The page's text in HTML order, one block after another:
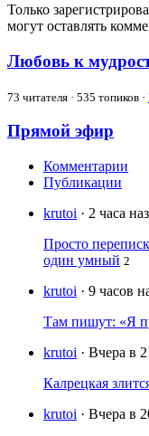
Только
могут оставлять
Любовь к
73 читателя · 535 топиков ·
Прямой эфир
Комментарии
Публикации
krutoi · 2 часа
Просто
один умный 2
krutoi · 9 часов
Там пишут: «Я
krutoi · Вчера в
Калрецкая
krutoi · Вчера в